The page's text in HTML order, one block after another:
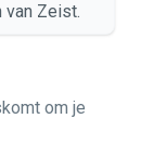
van Zeist.
om je